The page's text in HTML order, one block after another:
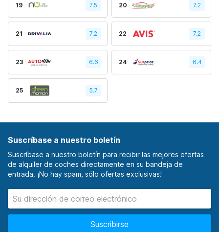
19 7.5 20 7.2
21 7.2 22 7.2
23 6.6 24 6.4
25 5.7
Suscríbase a nuestro boletín
Suscríbase a nuestro boletín para recibir las mejores ofertas
de alquiler de coches directamente en su bandeja de
entrada. ¡No hay spam, sólo ofertas exclusivas!
Suscribirse